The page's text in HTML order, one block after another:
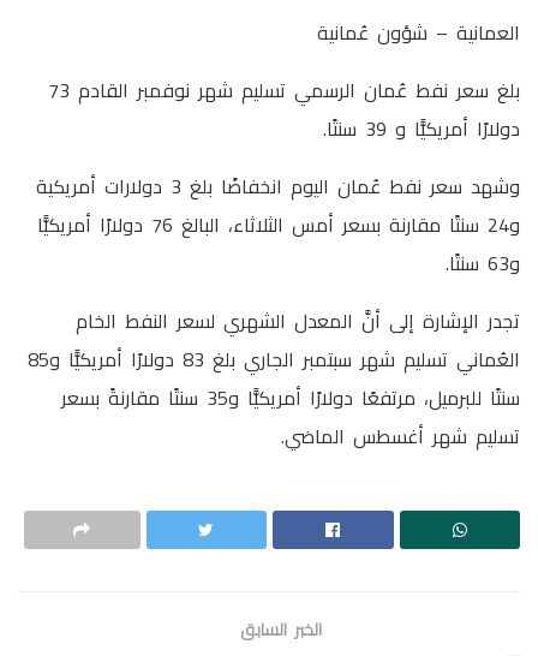
العمانية – شؤون عُمانية
‏بلغ سعر نفط ‎عُمان الرسمي تسليم شهر نوفمبر القادم 73
دولارًا أمريكيًّا و 39 سنتًا.
‎وشهد سعر نفط عُمان اليوم انخفاضًا بلغ 3 دولارات أمريكية
و24 سنتًا مقارنة بسعر أمس الثلاثاء، البالغ 76 دولارًا أمريكيًّا
و63 سنتًا.
تجدر الإشارة إلى أنَّ المعدل الشهري لسعر النفط الخام
العُماني تسليم شهر سبتمبر الجاري بلغ 83 دولارًا أمريكيًّا و85
سنتًا للبرميل، مرتفعًا دولارًا أمريكيًّا و35 سنتًا مقارنةً بسعر
تسليم شهر أغسطس الماضي.
الخبر السابق